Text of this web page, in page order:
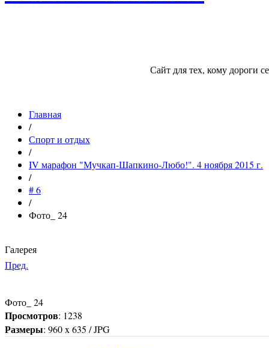
Сайт для тех, кому дороги
Главная
/
Спорт и отдых
/
IV марафон "Мучкап-Шапкино-Любо!". 4 ноября 2015 г.
/
# 6
/
Фото_ 24
Галерея
Пред.
Фото_ 24
Просмотров: 1238
Размеры: 960 x 635 / JPG